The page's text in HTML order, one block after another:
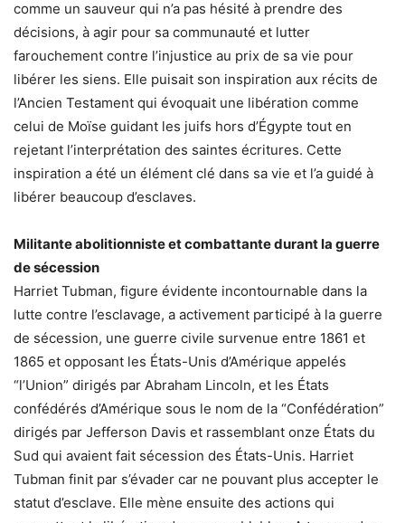
comme un sauveur qui n’a pas hésité à prendre des
décisions, à agir pour sa communauté et lutter
farouchement contre l’injustice au prix de sa vie pour
libérer les siens. Elle puisait son inspiration aux récits de
l’Ancien Testament qui évoquait une libération comme
celui de Moïse guidant les juifs hors d’Égypte tout en
rejetant l’interprétation des saintes écritures. Cette
inspiration a été un élément clé dans sa vie et l’a guidé à
libérer beaucoup d’esclaves.
Militante abolitionniste et combattante durant la guerre
de sécession
Harriet Tubman, figure évidente incontournable dans la
lutte contre l’esclavage, a activement participé à la guerre
de sécession, une guerre civile survenue entre 1861 et
1865 et opposant les États-Unis d’Amérique appelés
“l’Union” dirigés par Abraham Lincoln, et les États
confédérés d’Amérique sous le nom de la “Confédération”
dirigés par Jefferson Davis et rassemblant onze États du
Sud qui avaient fait sécession des États-Unis. Harriet
Tubman finit par s’évader car ne pouvant plus accepter le
statut d’esclave. Elle mène ensuite des actions qui